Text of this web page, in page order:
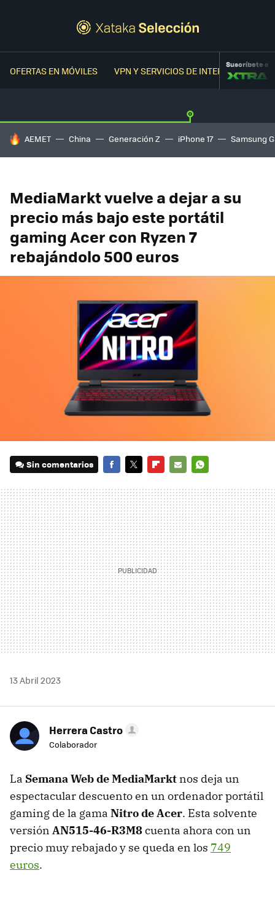
OFERTAS EN MÓVILES VPN Y SERVICIOS DE INTERNETSuscríbete a
HOY SE HABLA DE
AEMET China Generación Z iPhone 17 Samsung
MediaMarkt vuelve a dejar a su
precio más bajo este portátil
gaming Acer con Ryzen 7
rebajándolo 500 euros
Sin comentarios
MAIL
13 Abril 2023
Herrera Castro
Colaborador
La Semana Web de MediaMarkt nos deja un
espectacular descuento en un ordenador portátil
gaming de la gama Nitro de Acer. Esta solvente
versión AN515-46-R3M8cuenta ahora con un
precio muy rebajado y se queda en los 749
euros.